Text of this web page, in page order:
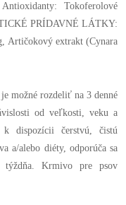
Tokoferolové
PRÍDAVNÉ LÁTKY:
Artičokový extrakt (Cynara
možné rozdeliť na 3 denné
od veľkosti, veku a
dispozícii čerstvú, čistú
a/alebo diéty, odporúča sa
týždňa. Krmivo pre psov